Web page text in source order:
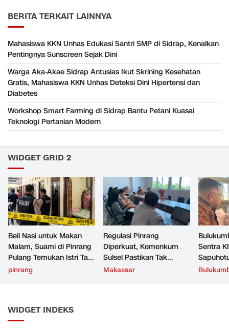
BERITA TERKAIT LAINNYA
Mahasiswa KKN Unhas Edukasi Santri SMP di Sidrap, Kenalkan
Pentingnya Sunscreen Sejak Dini
Warga Aka-Akae Sidrap Antusias Ikut Skrining Kesehatan
Gratis, Mahasiswa KKN Unhas Deteksi Dini Hipertensi dan
Diabetes
Workshop Smart Farming di Sidrap Bantu Petani Kuasai
Teknologi Pertanian Modern
WIDGET GRID 2
Beli Nasi untuk Makan
Malam, Suami di Pinrang
Pulang Temukan Istri Tak
Bernyawa di Kamar Kos
pinrang
Regulasi Pinrang
Diperkuat, Kemenkum
Sulsel Pastikan Tak
Bertentangan dengan
Makassar
Sentra
WIDGET INDEKS